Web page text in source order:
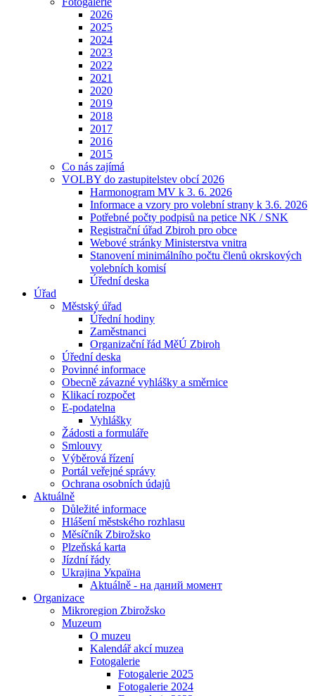
2026
2025
2024
2023
2022
2021
2020
2019
2018
2017
2016
2015
Co nás zajímá
VOLBY do zastupitelstev obcí 2026
Harmonogram MV k 3. 6. 2026
Informace a vzory pro volební strany k 3.6. 2026
Potřebné počty podpisů na petice NK / SNK
Registrační úřad Zbiroh pro obce
Webové stránky Ministerstva vnitra
Stanovení minimálního počtu členů okrskových
volebních komisí
Úřední deska
Úřad
Městský úřad
Úřední hodiny
Zaměstnanci
Organizační řád MěÚ Zbiroh
Úřední deska
Povinné informace
Obecně závazné vyhlášky a směrnice
Klikací rozpočet
E-podatelna
Vyhlášky
Žádosti a formuláře
Smlouvy
Výběrová řízení
Portál veřejné správy
Ochrana osobních údajů
Aktuálně
Důležité informace
Hlášení městského rozhlasu
Měsíčník Zbirožsko
Plzeňská karta
Jízdní řády
Ukrajina Україна
Aktuálně - на даний момент
Organizace
Mikroregion Zbirožsko
Muzeum
O muzeu
Kalendář akcí muzea
Fotogalerie
Fotogalerie 2025
Fotogalerie 2024